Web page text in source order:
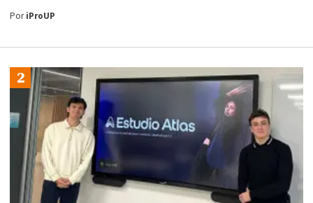
PoriProUP